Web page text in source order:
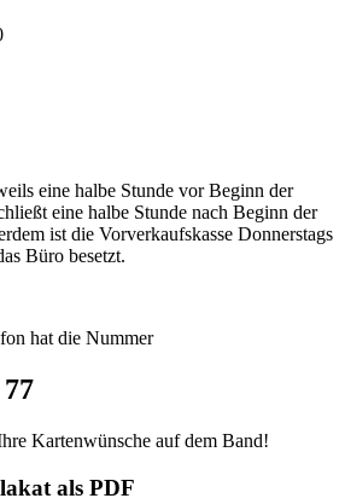
eine halbe Stunde vor Beginn der
eine halbe Stunde nach Beginn der
ist die Vorverkaufskasse Donnerstags
Büro besetzt.
hat die Nummer
Kartenwünsche auf dem Band!
als PDF